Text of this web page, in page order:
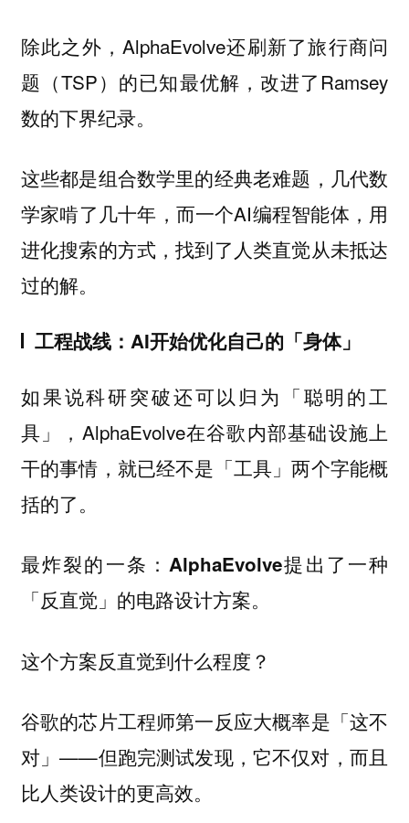
除此之外，AlphaEvolve还刷新了旅行商问
题（TSP）的已知最优解，改进了Ramsey
数的下界纪录。
这些都是组合数学里的经典老难题，几代数
学家啃了几十年，而一个AI编程智能体，用
进化搜索的方式，找到了人类直觉从未抵达
过的解。
工程战线：AI开始优化自己的「身体」
如果说科研突破还可以归为「聪明的工
具」，AlphaEvolve在谷歌内部基础设施上
干的事情，就已经不是「工具」两个字能概
括的了。
最炸裂的一条：AlphaEvolve提出了一种
「反直觉」的电路设计方案。
这个方案反直觉到什么程度？
谷歌的芯片工程师第一反应大概率是「这不
对」——但跑完测试发现，它不仅对，而且
比人类设计的更高效。